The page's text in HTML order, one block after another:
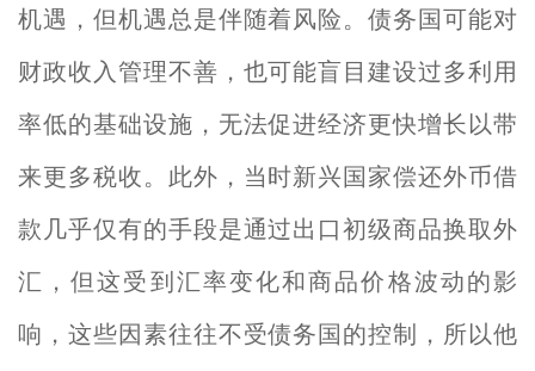
机遇，但机遇总是伴随着风险。债务国可能对
财政收入管理不善，也可能盲目建设过多利用
率低的基础设施，无法促进经济更快增长以带
来更多税收。此外，当时新兴国家偿还外币借
款几乎仅有的手段是通过出口初级商品换取外
汇，但这受到汇率变化和商品价格波动的影
响，这些因素往往不受债务国的控制，所以他